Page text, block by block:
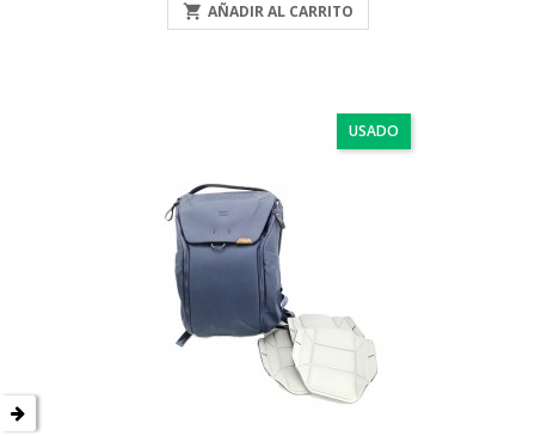
 AÑADIR AL CARRITO
USADO